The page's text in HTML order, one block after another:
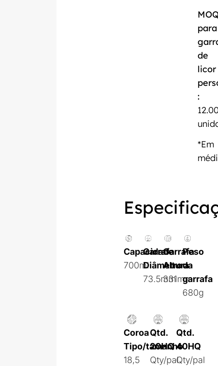
para
de
licor
:
*Em
Capacidade
700ml
Garrafa
Diâmetro
73.5mm
Garrafa
Altura
331mm
Peso
da
garrafa
680g
Coroa
Tipo/tamanho
18,5
Qtd.
20HQ
Qty/pal
Qtd.
40HQ
Qty/pal